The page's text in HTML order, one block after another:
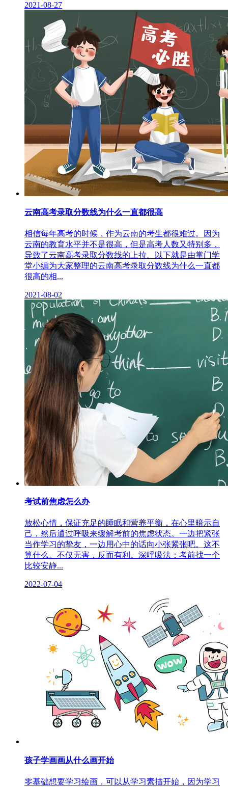
2021-08-27
云南高考录取分数线为什么一直都很高
相信每年高考的时候，作为云南的考生都很难过。因为
云南的教育水平并不是很高，但是高考人数又特别多，
导致了云南高考录取分数线的上拉。以下就是由掌门学
堂小编为大家整理的云南高考录取分数线为什么一直都
很高的相...
2021-08-02
考试前焦虑怎么办
放松心情，保证充足的睡眠和营养平衡，在心里暗示自
己，然后通过呼吸来缓解考前的焦虑状态。一边把紧张
当作学习的挚友，一边用心中的话向小张紧张吧。这不
算什么。不仅无害，反而有利。深呼吸法：考前找一个
比较安静...
2022-07-04
孩子学画画从什么画开始
零基础想要学习绘画，可以从学习素描开始，因为学习